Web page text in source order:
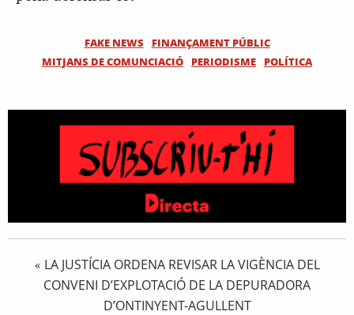
FAKE NEWS
FINANÇAMENT PÚBLIC
MITJANS DE COMUNCIACIÓ
PERIODISME POLÍTICA
« LA JUSTÍCIA ORDENA REVISAR LA VIGÈNCIA DEL
CONVENI D’EXPLOTACIÓ DE LA DEPURADORA
D’ONTINYENT-AGULLENT